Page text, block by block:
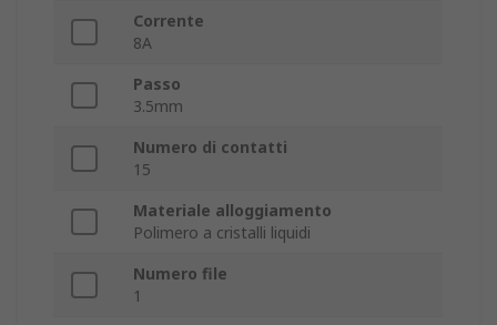
Corrente
8A
Passo
3.5mm
Numero di contatti
15
Materiale alloggiamento
Polimero a cristalli liquidi
Numero file
1